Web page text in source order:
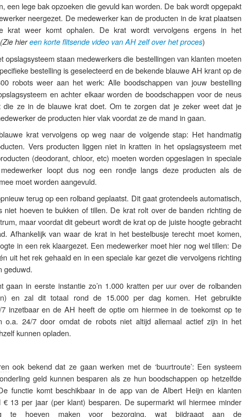
een lege bak opzoeken die gevuld kan worden. De bak wordt opgepakt
neergezet. De medewerker kan de producten in de krat plaatsen
krat weer komt ophalen. De krat wordt vervolgens ergens in het
(Zie hiereen korte flitsende video van AH zelf over het proces)
opslagsysteem staan medewerkers die bestellingen van klanten moeten
bestelling is geselecteerd en de bekende blauwe AH krant op de
robots weer aan het werk: Alle boodschappen van jouw bestelling
en achter elkaar worden de boodschappen voor de neus
die ze in de blauwe krat doet. Om te zorgen dat je zeker weet dat je
de producten hier vlak voordat ze de mand in gaan.
krat vervolgens op weg naar de volgende stap: Het handmatig
Vers producten liggen niet in kratten in het opslagsysteem met
(deodorant, chloor, etc) moeten worden opgeslagen in speciale
loopt dus nog een rondje langs deze producten als de
moet worden aangevuld.
terug op een rolband geplaatst. Dit gaat grotendeels automatisch,
niet hoeven te bukken of tillen. De krat rolt over de banden richting de
maar voordat dit gebeurt wordt de krat op de juiste hoogte gebracht
Afhankelijk van waar de krat in het bestelbusje terecht moet komen,
in een rek klaargezet. Een medewerker moet hier nog wel tillen: De
uit het rek gehaald en in een speciale kar gezet die vervolgens richting
geduwd.
gaan in eerste instantie zo’n 1.000 kratten per uur over de rolbanden
en zal dit totaal rond de 15.000 per dag komen. Het gebruikte
inzetbaar en de AH heeft de optie om hiermee in de toekomst op te
o.a. 24/7 door omdat de robots niet altijd allemaal actief zijn in het
kunnen opladen.
ook bekend dat ze gaan werken met de ‘buurtroute’: Een systeem
geld kunnen besparen als ze hun boodschappen op hetzelfde
functie komt beschikbaar in de app van de Albert Heijn en klanten
€ 13 per jaar (per klant) besparen. De supermarkt wil hiermee minder
te hoeven maken voor bezorging, wat bijdraagt aan de